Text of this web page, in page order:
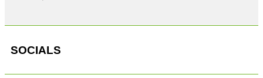
SOCIALS